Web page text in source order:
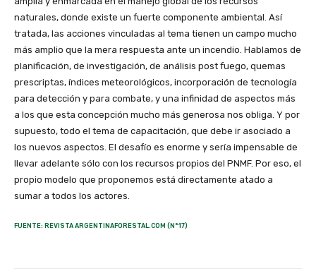
FUENTE: REVISTA ARGENTINAFORESTAL.COM (N°17)